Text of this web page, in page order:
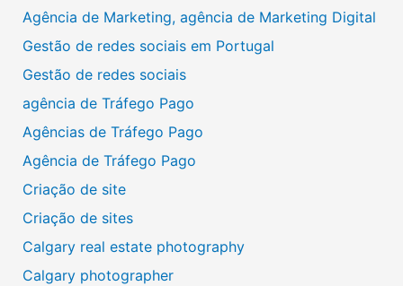
Agência de Marketing, agência de Marketing Digital
Gestão de redes sociais em Portugal
Gestão de redes sociais
agência de Tráfego Pago
Agências de Tráfego Pago
Agência de Tráfego Pago
Criação de site
Criação de sites
Calgary real estate photography
Calgary photographer